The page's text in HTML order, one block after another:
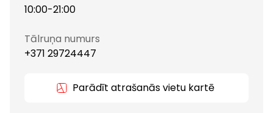
10:00-21:00
Tālruņa numurs
+371 29724447
Parādīt atrašanās vietu kartē